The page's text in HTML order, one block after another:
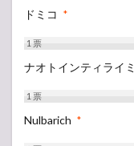
ドミコ *
1票
ナオトインティライミ
1票
Nulbarich *